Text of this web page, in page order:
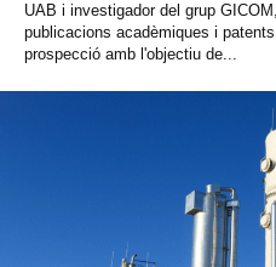
UAB i investigador del grup
publicacions acadèmiques i
prospecció amb l'objectiu de...